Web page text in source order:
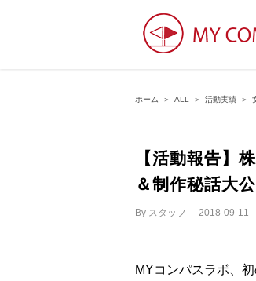
ホーム ＞ ALL ＞ 活動実績 ＞
【活動報告】
＆制作秘話大公
By スタッフ 2018-09-11
MYコンパスラボ、